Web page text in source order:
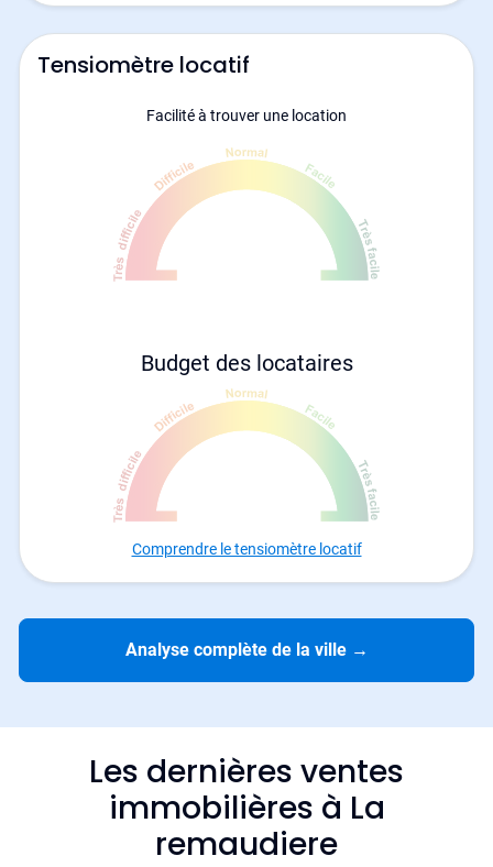
Tensiomètre locatif
Facilité à trouver une location
Budget des locataires
Comprendre le tensiomètre locatif
Analyse complète de la ville →
Les dernières ventes
immobilières à La
remaudiere